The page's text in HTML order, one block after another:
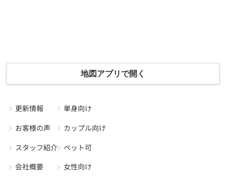
地図アプリで開く
更新情報
お客様の声
スタッフ紹介
会社概要
単身向け
カップル向け
ペット可
女性向け